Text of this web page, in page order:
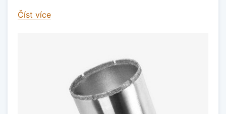
Číst více